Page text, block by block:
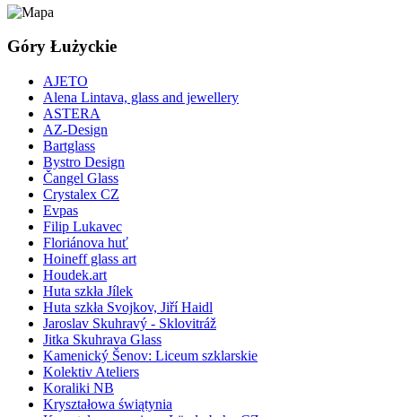
Góry Łużyckie
AJETO
Alena Lintava, glass and jewellery
ASTERA
AZ-Design
Bartglass
Bystro Design
Čangel Glass
Crystalex CZ
Evpas
Filip Lukavec
Floriánova huť
Hoineff glass art
Houdek.art
Huta szkła Jílek
Huta szkła Svojkov, Jiří Haidl
Jaroslav Skuhravý - Sklovitráž
Jitka Skuhrava Glass
Kamenický Šenov: Liceum szklarskie
Kolektiv Ateliers
Koraliki NB
Kryształowa świątynia